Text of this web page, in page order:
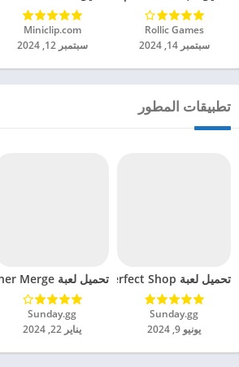
Rollic Games‏
سبتمبر 14, 2024
Miniclip.com‏
سبتمبر 12, 2024
تطبيقات المطور
تحميل لعبة My Perfect Shop مهكرة للاندرويد 2024
Sunday.gg‏
يونيو 9, 2024
تحميل لعبة Spinner Merge مهكرة للاندرويد 2024
Sunday.gg‏
يناير 22, 2024